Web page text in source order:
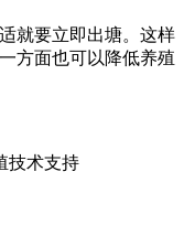
就要立即出塘。这样
方面也可以降低养殖
技术支持